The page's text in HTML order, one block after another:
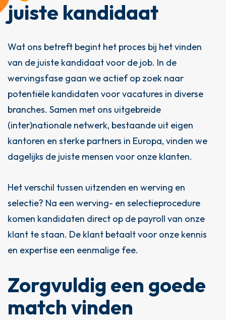
juiste kandidaat
Wat ons betreft begint het proces bij het vinden
van de juiste kandidaat voor de job. In de
wervingsfase gaan we actief op zoek naar
potentiële kandidaten voor vacatures in diverse
branches. Samen met ons uitgebreide
(inter)nationale netwerk, bestaande uit eigen
kantoren en sterke partners in Europa, vinden we
dagelijks de juiste mensen voor onze klanten.
Het verschil tussen uitzenden en werving en
selectie? Na een werving- en selectieprocedure
komen kandidaten direct op de payroll van onze
klant te staan. De klant betaalt voor onze kennis
en expertise een eenmalige fee.
Zorgvuldig een goede
match vinden